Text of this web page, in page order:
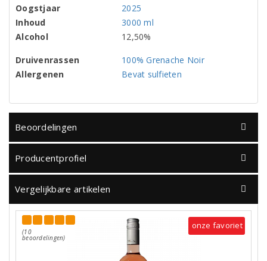
Oogstjaar
2025
Inhoud
3000 ml
Alcohol
12,50%
Druivenrassen
100% Grenache Noir
Allergenen
Bevat sulfieten
Beoordelingen
Producentprofiel
Vergelijkbare artikelen
(10
beoordelingen)
onze favoriet